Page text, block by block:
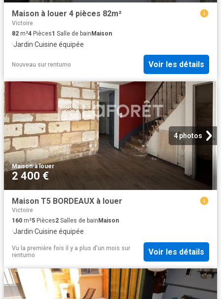
Maison à louer 4 pièces 82m²
Victoire
82 m²4 Pièces1 Salle de bainMaison
·Jardin·Cuisine équipée
Nouveau sur rentumo Voir les détails
4 photos
Maison·à louer
2 400 €
Maison T5 BORDEAUX à louer
Victoire
160 m²5 Pièces2 Salles de bain Maison
·Jardin·Cuisine équipée
Vu la première fois il y a plus d'un mois sur
rentumo
Voir les détails